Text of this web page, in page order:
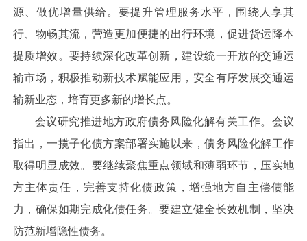
源、做优增量供给。要提升管理服务水平，围绕人享其
行、物畅其流，营造更加便捷的出行环境，促进货运降本
提质增效。要持续深化改革创新，建设统一开放的交通运
输市场，积极推动新技术赋能应用，安全有序发展交通运
输新业态，培育更多新的增长点。
会议研究推进地方政府债务风险化解有关工作。会议
指出，一揽子化债方案部署实施以来，债务风险化解工作
取得明显成效。要继续聚焦重点领域和薄弱环节，压实地
方主体责任，完善支持化债政策，增强地方自主偿债能
力，确保如期完成化债任务。要建立健全长效机制，坚决
防范新增隐性债务。